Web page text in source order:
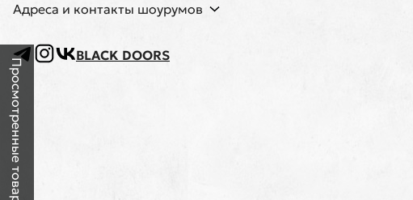
Адреса и контакты шоурумов
BLACK DOORS
Просмотренные товары